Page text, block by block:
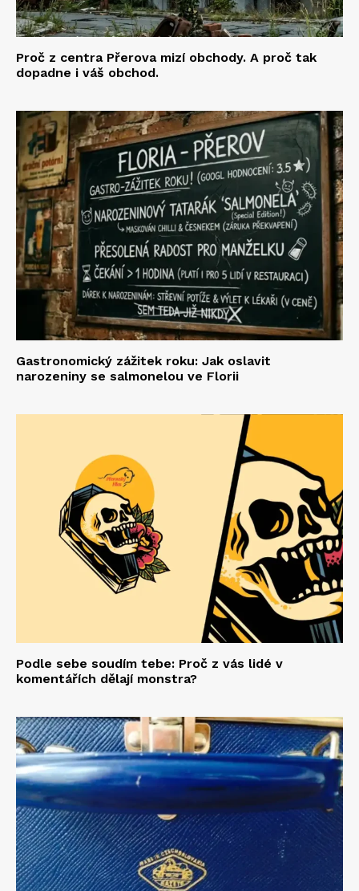
Proč z centra Přerova mizí obchody. A proč tak
dopadne i váš obchod.
Gastronomický zážitek roku: Jak oslavit
narozeniny se salmonelou ve Florii
Podle sebe soudím tebe: Proč z vás lidé v
komentářích dělají monstra?